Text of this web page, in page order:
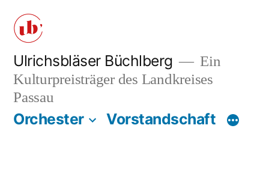
Zum
Inhalt
springen
Ulrichsbläser Büchlberg
Ein
Kulturpreisträger des Landkreises
Passau
Orchester Vorstandschaft